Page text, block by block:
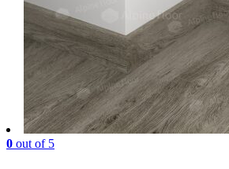
0 out of 5